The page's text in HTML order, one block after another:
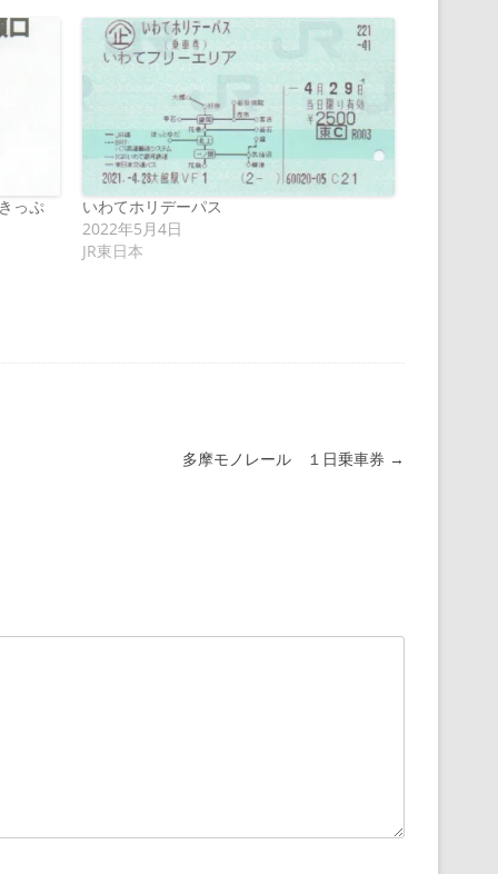
っぷ
いわてホリデーパス
2022年5月4日
JR東日本
多摩モノレール １日乗車券 →